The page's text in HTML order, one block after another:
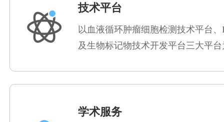
技术平台
以血液循环肿瘤细胞检测技术平台
及生物标记物技术开发平台三大平
学术服务